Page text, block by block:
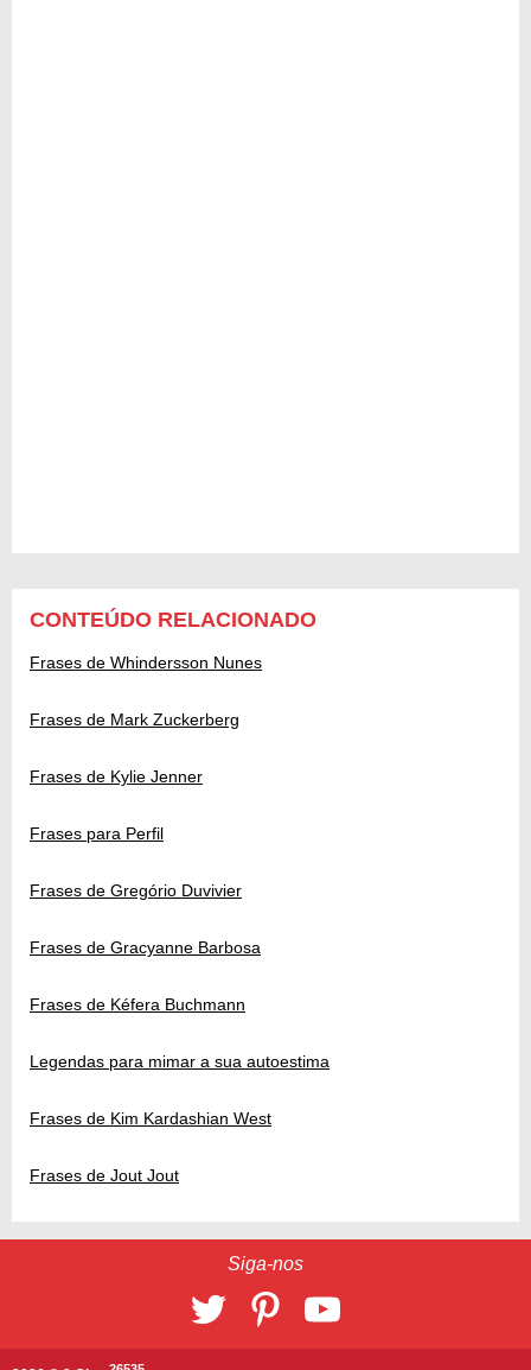
CONTEÚDO RELACIONADO
Frases de Whindersson Nunes
Frases de Mark Zuckerberg
Frases de Kylie Jenner
Frases para Perfil
Frases de Gregório Duvivier
Frases de Gracyanne Barbosa
Frases de Kéfera Buchmann
Legendas para mimar a sua autoestima
Frases de Kim Kardashian West
Frases de Jout Jout
Siga-nos